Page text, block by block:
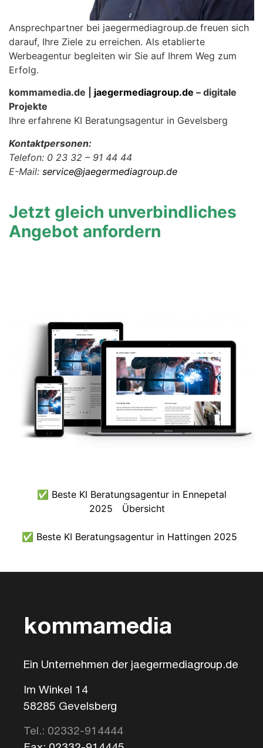
Ansprechpartner bei jaegermediagroup.de freuen sich
darauf, Ihre Ziele zu erreichen. Als etablierte
Werbeagentur begleiten wir Sie auf Ihrem Weg zum
Erfolg.
kommamedia.de | jaegermediagroup.de – digitale
Projekte
Ihre erfahrene KI Beratungsagentur in Gevelsberg
Kontaktpersonen:
Telefon: 0 23 32 – 91 44 44
E-Mail: service@jaegermediagroup.de
Jetzt gleich unverbindliches
Angebot anfordern
✅ Beste KI Beratungsagentur in Ennepetal
2025
Übersicht
✅ Beste KI Beratungsagentur in Hattingen 2025
kommamedia
Ein Unternehmen der jaegermediagroup.de
Im Winkel 14
58285 Gevelsberg
Tel.: 02332-914444